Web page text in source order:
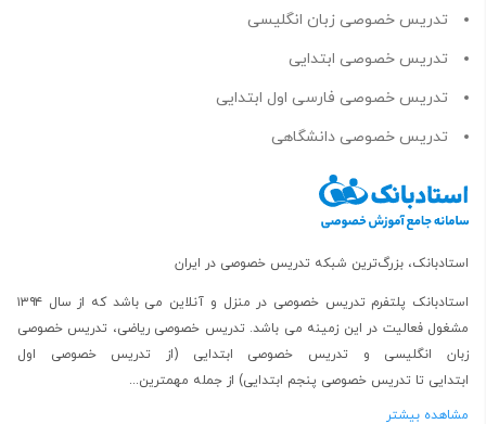
تدریس خصوصی زبان انگلیسی
تدریس خصوصی ابتدایی
تدریس خصوصی فارسی اول ابتدایی
تدریس خصوصی دانشگاهی
استادبانک، بزرگ‌ترین شبکه تدریس خصوصی در ایران
استادبانک پلتفرم تدریس خصوصی در منزل و آنلاین
می باشد که از سال ۱۳۹۴
مشغول فعالیت در این زمینه می باشد.تدریس خصوصی ریاضی، تدریس خصوصی
زبان انگلیسی و تدریس خصوصی ابتدایی (از
تدریس خصوصی اول
ابتدایی تا تدریس خصوصی پنجم ابتدایی) از جمله مهمترین...
مشاهده بیشتر